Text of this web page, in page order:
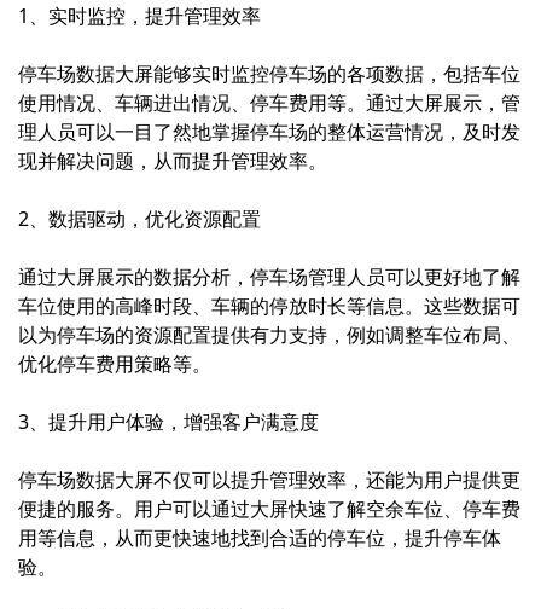
1、实时监控，提升管理效率
停车场数据大屏能够实时监控停车场的各项数据，包括车位
使用情况、车辆进出情况、停车费用等。通过大屏展示，管
理人员可以一目了然地掌握停车场的整体运营情况，及时发
现并解决问题，从而提升管理效率。
2、数据驱动，优化资源配置
通过大屏展示的数据分析，停车场管理人员可以更好地了解
车位使用的高峰时段、车辆的停放时长等信息。这些数据可
以为停车场的资源配置提供有力支持，例如调整车位布局、
优化停车费用策略等。
3、提升用户体验，增强客户满意度
停车场数据大屏不仅可以提升管理效率，还能为用户提供更
便捷的服务。用户可以通过大屏快速了解空余车位、停车费
用等信息，从而更快速地找到合适的停车位，提升停车体
验。